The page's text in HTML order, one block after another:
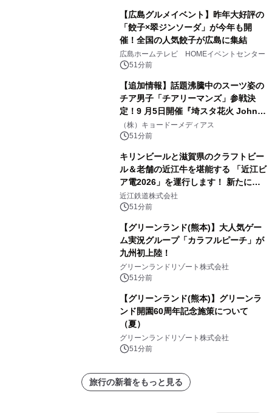
【広島グルメイベント】昨年大好評の
「餃子×翠ジンソーダ」が今年も開
催！全国の人気餃子が広島に集結
広島ホームテレビ HOMEイベントセンター
51分前
【追加情報】話題沸騰中のスーツ姿の
チア男子「チアリーマンズ」参戦決
定！9 月5日開催『埼スタ花火 John
Williams Fireworks 2026』を大迫力
のパフォーマンスで熱く盛り上げる！
（株）キョードーメディアス
51分前
キリンビールと滋賀県のクラフトビー
ル＆老舗の近江牛を堪能する 「近江ビ
ア電2026」を運行します！ 新たに
「長濱浪漫ビール」が参加！キリン一
番搾り飲み放題が復活！
近江鉄道株式会社
51分前
【グリーンランド(熊本)】大人気ゲー
ム実況グループ「カラフルピーチ」が
九州初上陸！
グリーンランドリゾート株式会社
51分前
【グリーンランド(熊本)】グリーンラ
ンド開園60周年記念施策について
（夏）
グリーンランドリゾート株式会社
51分前
旅行の新着をもっと見る